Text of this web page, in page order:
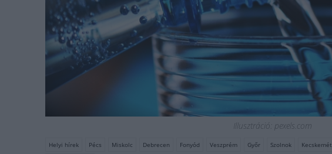
Illusztráció: pexels.com
Helyi hírek Pécs Miskolc Debrecen Fonyód Veszprém Győr Szolnok Kecskemét